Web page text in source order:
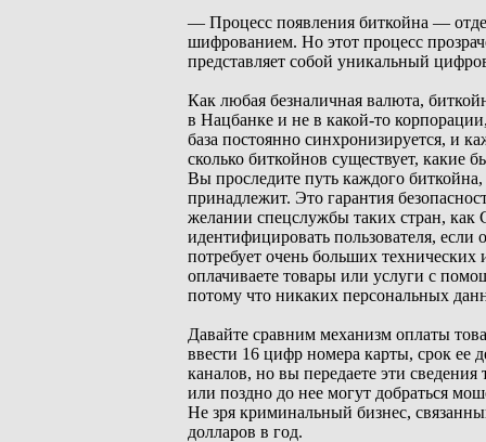
— Процесс появления биткойна —
шифрованием. Но этот процесс
представляет собой уникальный
Как любая безналичная валюта,
в Нацбанке и не в какой-то
база постоянно синхронизируется, и
сколько биткойнов существует, какие
Вы проследите путь каждого
принадлежит. Это гарантия
желании спецслужбы таких стран,
идентифицировать пользователя,
потребует очень больших
оплачиваете товары или услуги с
потому что никаких персональных
Давайте сравним механизм оплаты
ввести 16 цифр номера карты, срок
каналов, но вы передаете эти
или поздно до нее могут добраться
Не зря криминальный бизнес,
долларов в год.